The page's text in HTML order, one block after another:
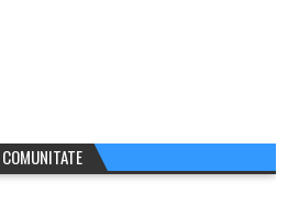
COMUNITATE